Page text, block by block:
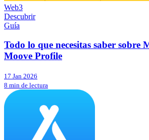
Web3
Descubrir
Guía
Todo lo que necesitas saber sobre
Moove Profile
17 Jan 2026
8 min de lectura